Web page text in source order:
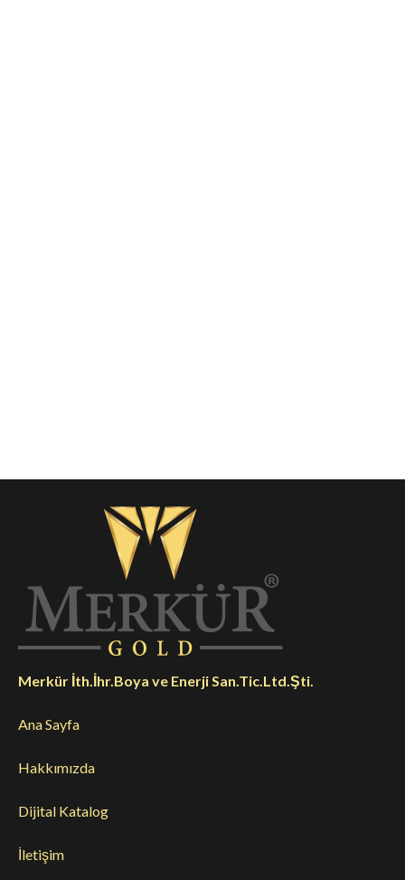
Merkür İth.İhr.Boya ve Enerji San.Tic.Ltd.Şti.
Ana Sayfa
Hakkımızda
Dijital Katalog
İletişim